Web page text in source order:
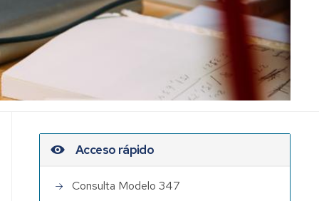
normas
económicas
Acceso rápido
Consulta Modelo 347